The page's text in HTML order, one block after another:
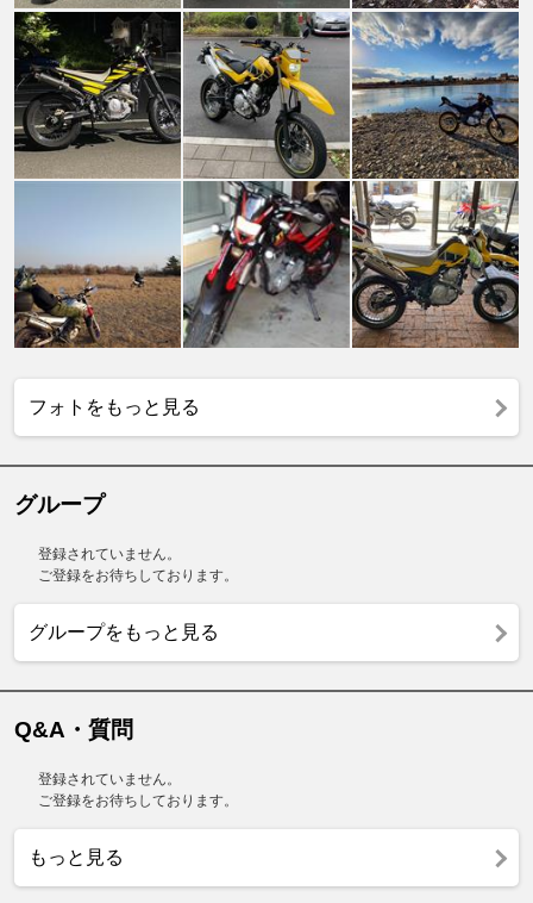
フォトをもっと見る
グループ
登録されていません。
ご登録をお待ちしております。
グループをもっと見る
Q&A・質問
登録されていません。
ご登録をお待ちしております。
もっと見る